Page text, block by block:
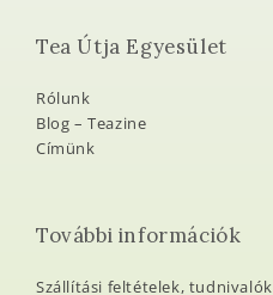
Tea Útja Egyesület
Rólunk
Blog – Teazine
Címünk
További információk
Szállítási feltételek, tudnivalók